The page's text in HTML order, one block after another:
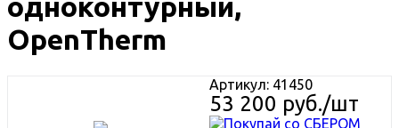
одноконтурный,
OpenTherm
Артикул: 41450
53 200 руб./шт